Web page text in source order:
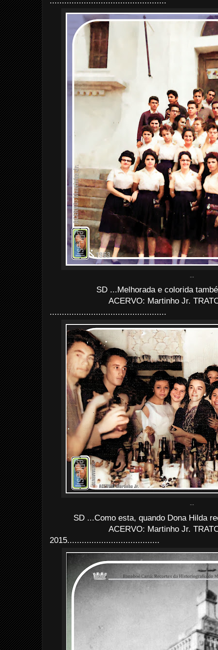
SD ...Melhorada e colorida
ACERVO: Martinho Jr.
................................................
SD ...Como esta, quando Dona Hilda
ACERVO: Martinho Jr.
2015......................................